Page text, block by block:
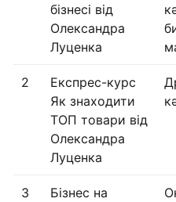
бізнесі від
Олександра
Луценка
2
Експрес-курс
Як знаходити
ТОП товари від
Олександра
Луценка
3
Бізнес на